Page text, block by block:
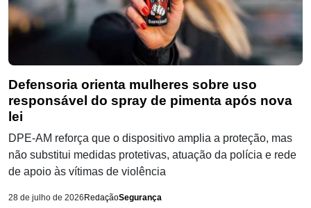
Defensoria orienta mulheres sobre uso
responsável do spray de pimenta após nova
lei
DPE-AM reforça que o dispositivo amplia a proteção, mas
não substitui medidas protetivas, atuação da polícia e rede
de apoio às vítimas de violência
28 de julho de 2026 RedaçãoSegurança